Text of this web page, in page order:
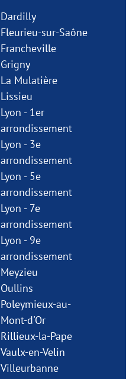
Dardilly
Fleurieu-sur-Saône
Francheville
Grigny
La Mulatière
Lissieu
Lyon - 1er
arrondissement
Lyon - 3e
arrondissement
Lyon - 5e
arrondissement
Lyon - 7e
arrondissement
Lyon - 9e
arrondissement
Meyzieu
Oullins
Poleymieux-au-
Mont-d'Or
Rillieux-la-Pape
Vaulx-en-Velin
Villeurbanne